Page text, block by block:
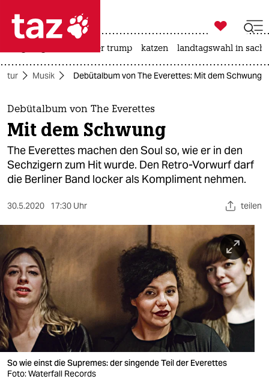
 taz zahl ich
taz zahl ich
themen
politik
öko
sport
berlin
nord
wahrheit
verlag
verlag

taz zahl ich
usa unter trump katzen landtagswahl in
Musik Debütalbum von The Everettes: Mit dem Schwung
Debütalbum von The Everettes
Mit dem Schwung
The Everettes machen den Soul so, wie er in den
Sechzigern zum Hit wurde. Den Retro-Vorwurf darf
die Berliner Band locker als Kompliment nehmen.
30.5.2020 17:30 Uhr teilen
So wie einst die Supremes: der singende Teil der Everettes
Foto: Waterfall Records